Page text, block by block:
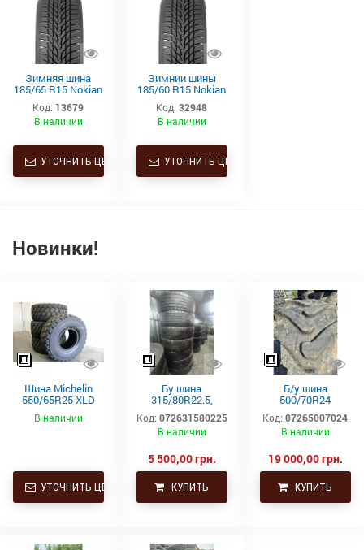
Зимняя шина
185/65 R15 Nokian
Nordman 7 шип XL
92T
Код: 13679
В наличии
УТОЧНИТЬ ЦЕНУ
Зимнии шины
185/60 R15 Nokian
WR Snowproof XL
88T
Код: 32948
В наличии
УТОЧНИТЬ ЦЕНУ
Новинки!
Шина Michelin
550/65R25 XLD
182A2 L3 TL
В наличии
УТОЧНИТЬ ЦЕНУ
Бу шина
315/80R22.5,
315/80Р22.5,
315х80R22.5,
315.80R22.5
ведущая
Код: 072631580225
В наличии
5 500,00 грн.
КУПИТЬ
Б/у шина
500/70R24
(19.5L24)
Trelleborg
Код: 07265007024
В наличии
19 000,00 грн.
КУПИТЬ